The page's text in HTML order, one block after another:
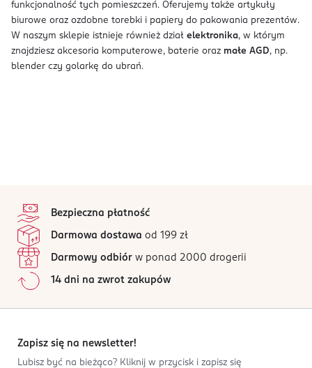
funkcjonalność tych pomieszczeń. Oferujemy także artykuły
biurowe oraz ozdobne torebki i papiery do pakowania prezentów.
W naszym sklepie istnieje również dział elektronika, w którym
znajdziesz akcesoria komputerowe, baterie oraz małe AGD, np.
blender czy golarkę do ubrań.
Bezpieczna płatność
Darmowa dostawa od 199 zł
Darmowy odbiór w ponad 2000 drogerii
14 dni na zwrot zakupów
Zapisz się na newsletter!
Lubisz być na bieżąco? Kliknij w przycisk i zapisz się